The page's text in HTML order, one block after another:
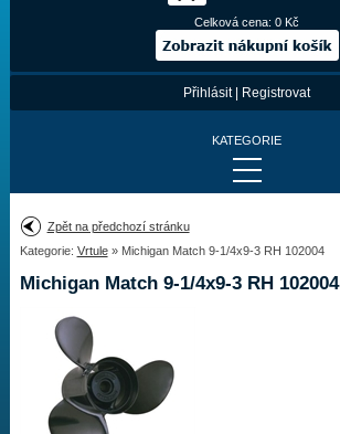
Celková cena:0 Kč
Přihlásit| Registrovat
KATEGORIE
Provedení:
Výrobce:
Drážky na hřídeli:
Najít vrtuli
Zpět na předchozí stránku
Kategorie: Vrtule» Michigan Match 9-1/4x9-3 RH 102004
Michigan Match 9-1/4x9-3 RH 102004